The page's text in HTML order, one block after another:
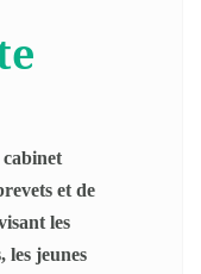
et de
les
les jeunes